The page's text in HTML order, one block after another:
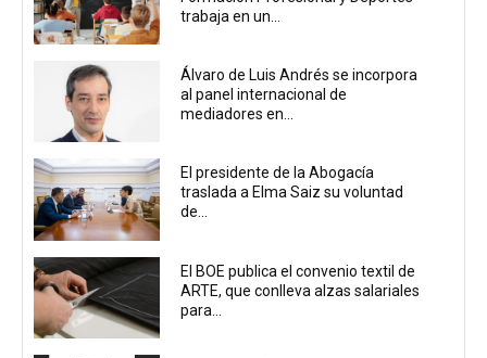
trabaja en un...
Álvaro de Luis Andrés se incorpora
al panel internacional de
mediadores en...
El presidente de la Abogacía
traslada a Elma Saiz su voluntad
de...
El BOE publica el convenio textil de
ARTE, que conlleva alzas salariales
para...